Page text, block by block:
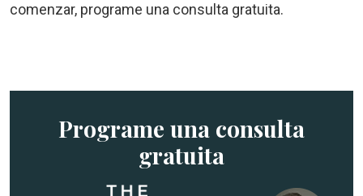
comenzar, programe una consulta gratuita.
Programe una consulta
gratuita